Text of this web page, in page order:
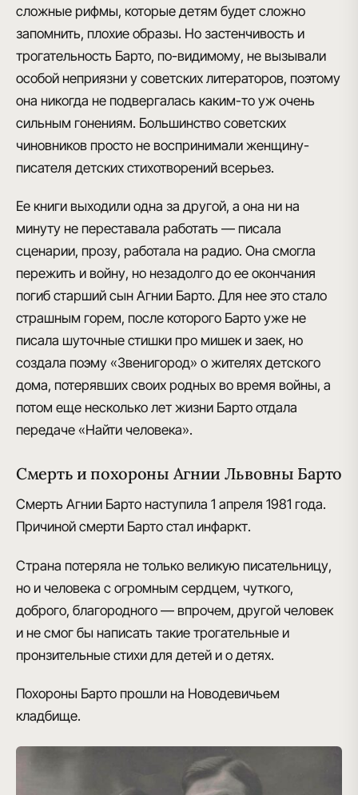
сложные рифмы, которые детям будет сложно
запомнить, плохие образы. Но застенчивость и
трогательность Барто, по-видимому, не вызывали
особой неприязни у советских литераторов, поэтому
она никогда не подвергалась каким-то уж очень
сильным гонениям. Большинство советских
чиновников просто не воспринимали женщину-
писателя детских стихотворений всерьез.
Ее книги выходили одна за другой, а она ни на
минуту не переставала работать — писала
сценарии, прозу, работала на радио. Она смогла
пережить и войну, но незадолго до ее окончания
погиб старший сын Агнии Барто. Для нее это стало
страшным горем, после которого Барто уже не
писала шуточные стишки про мишек и заек, но
создала поэму «Звенигород» о жителях детского
дома, потерявших своих родных во время войны, а
потом еще несколько лет жизни Барто отдала
передаче «Найти человека».
Смерть и похороны Агнии Львовны Барто
Смерть Агнии Барто наступила 1 апреля 1981 года.
Причиной смерти Барто стал инфаркт.
Страна потеряла не только великую писательницу,
но и человека с огромным сердцем, чуткого,
доброго, благородного — впрочем, другой человек
и не смог бы написать такие трогательные и
пронзительные стихи для детей и о детях.
Похороны Барто прошли на Новодевичьем
кладбище.